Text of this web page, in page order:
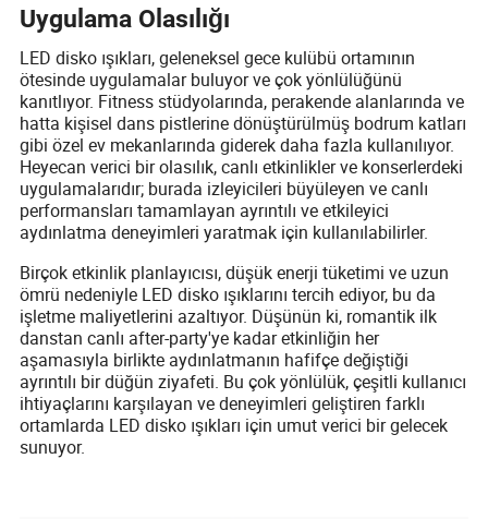
Uygulama Olasılığı
LED disko ışıkları, geleneksel gece kulübü ortamının
ötesinde uygulamalar buluyor ve çok yönlülüğünü
kanıtlıyor. Fitness stüdyolarında, perakende alanlarında ve
hatta kişisel dans pistlerine dönüştürülmüş bodrum katları
gibi özel ev mekanlarında giderek daha fazla kullanılıyor.
Heyecan verici bir olasılık, canlı etkinlikler ve konserlerdeki
uygulamalarıdır; burada izleyicileri büyüleyen ve canlı
performansları tamamlayan ayrıntılı ve etkileyici
aydınlatma deneyimleri yaratmak için kullanılabilirler.
Birçok etkinlik planlayıcısı, düşük enerji tüketimi ve uzun
ömrü nedeniyle LED disko ışıklarını tercih ediyor, bu da
işletme maliyetlerini azaltıyor. Düşünün ki, romantik ilk
danstan canlı after-party'ye kadar etkinliğin her
aşamasıyla birlikte aydınlatmanın hafifçe değiştiği
ayrıntılı bir düğün ziyafeti. Bu çok yönlülük, çeşitli kullanıcı
ihtiyaçlarını karşılayan ve deneyimleri geliştiren farklı
ortamlarda LED disko ışıkları için umut verici bir gelecek
sunuyor.